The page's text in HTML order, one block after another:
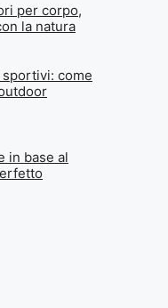
per corpo,
la natura
come
in base al